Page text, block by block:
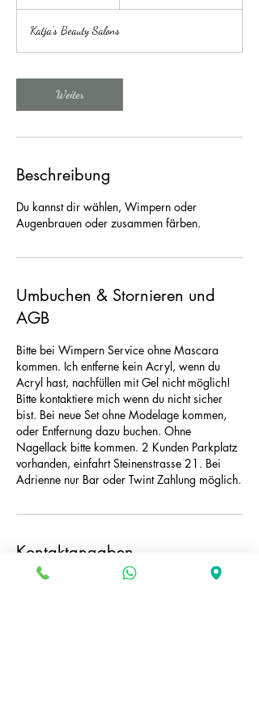
d
.
Katja‘s Beauty Salons
Weiter
Beschreibung
Du kannst dir wählen, Wimpern oder
Augenbrauen oder zusammen färben.
Umbuchen & Stornieren und
AGB
Bitte bei Wimpern Service ohne Mascara
kommen. Ich entferne kein Acryl, wenn du
Acryl hast, nachfüllen mit Gel nicht möglich!
Bitte kontaktiere mich wenn du nicht sicher
bist. Bei neue Set ohne Modelage kommen,
oder Entfernung dazu buchen. Ohne
Nagellack bitte kommen. 2 Kunden Parkplatz
vorhanden, einfahrt Steinenstrasse 21. Bei
Adrienne nur Bar oder Twint Zahlung möglich.
Kontaktangaben
Zürichstrasse 73, Luzern, Switzerland